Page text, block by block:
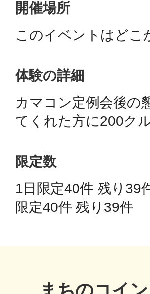
開催場所
このイベントはどこ
体験の詳細
カマコン定例会後の
てくれた方に200ク
限定数
1日限定40件 残り39
限定40件 残り39件
まちのコイ